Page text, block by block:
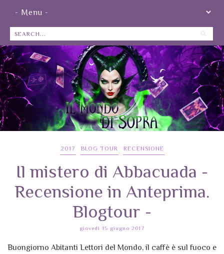
2017 BLOG TOUR RECENSIONE
Il mistero di Abbacuada -
Recensione in Anteprima.
Blogtour -
giovedì 15 giugno 2017
Buongiorno Abitanti Lettori del Mondo, il caffè è sul fuoco e